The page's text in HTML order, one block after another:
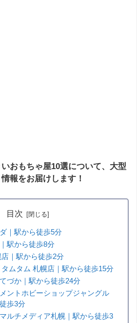
おもちゃ屋10選について、大型
報をお届けします！
目次
｜駅から徒歩5分
駅から徒歩8分
｜駅から徒歩2分
ムタム 札幌店｜駅から徒歩15分
づか｜駅から徒歩24分
ントホビーショップジャングル
歩3分
ルチメディア札幌｜駅から徒歩3